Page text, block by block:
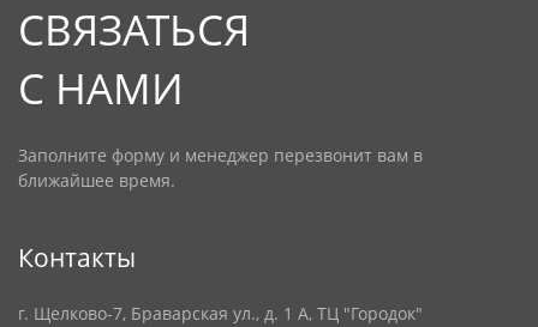
СВЯЗАТЬСЯ
С НАМИ
Заполните форму и менеджер перезвонит вам в
ближайшее время.
Контакты
г. Щелково-7, Браварская ул., д. 1 А, ТЦ "Городок"